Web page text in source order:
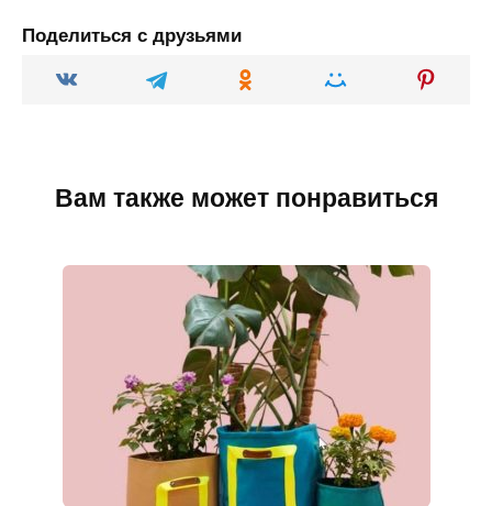
Поделиться с друзьями
Вам также может понравиться